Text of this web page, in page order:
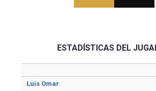
ESTADÍSTICAS DEL
Luis Omar